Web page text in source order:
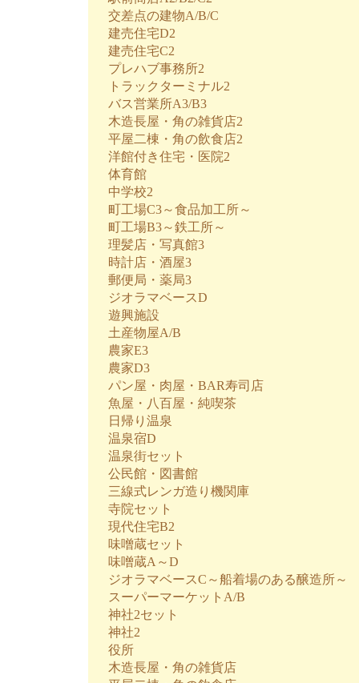
交差点の建物A/B/C
建売住宅D2
建売住宅C2
プレハブ事務所2
トラックターミナル2
バス営業所A3/B3
木造長屋・角の雑貨店2
平屋二棟・角の飲食店2
洋館付き住宅・医院2
体育館
中学校2
町工場C3～食品加工所～
町工場B3～鉄工所～
理髪店・写真館3
時計店・酒屋3
郵便局・薬局3
ジオラマベースD
遊興施設
土産物屋A/B
農家E3
農家D3
パン屋・肉屋・BAR寿司店
魚屋・八百屋・純喫茶
日帰り温泉
温泉宿D
温泉街セット
公民館・図書館
三線式レンガ造り機関庫
寺院セット
現代住宅B2
味噌蔵セット
味噌蔵A～D
ジオラマベースC～船着場のある醸造所～
スーパーマーケットA/B
神社2セット
神社2
役所
木造長屋・角の雑貨店